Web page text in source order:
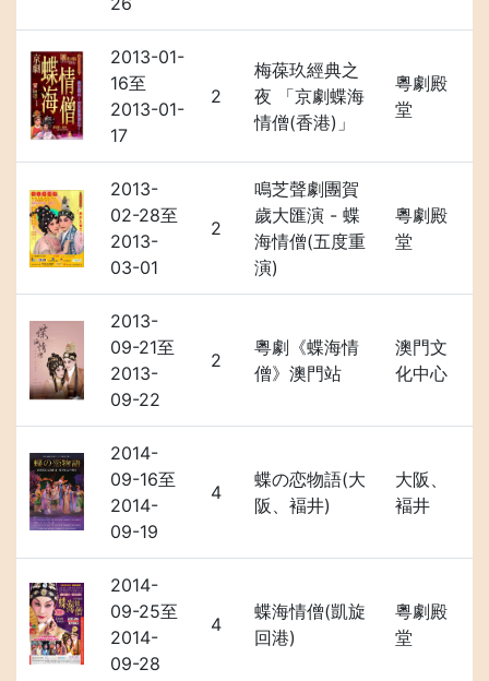
2013-01-
16至
2013-01-
17
2
梅葆玖經典之
夜 「京劇蝶海
情僧(香港)」
粵劇殿
堂
2013-
02-28至
2013-
03-01
2
鳴芝聲劇團賀
歲大匯演 - 蝶
海情僧(五度重
演)
粵劇殿
堂
2013-
09-21至
2013-
09-22
2
粵劇《蝶海情
僧》澳門站
澳門文
化中心
2014-
09-16至
2014-
09-19
4
蝶の恋物語(大
阪、褔井)
大阪、
褔井
2014-
09-25至
2014-
09-28
4
蝶海情僧(凱旋
回港)
粵劇殿
堂